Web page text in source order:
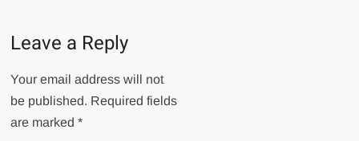
Leave a Reply
Your email address will not
be published. Required fields
are marked*